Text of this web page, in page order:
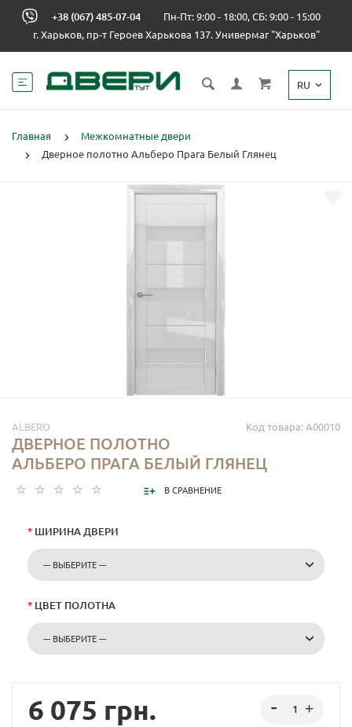
+38 (067) 485-07-04
Пн-Пт: 9:00 - 18:00, СБ: 9:00 - 15:00
г. Харьков, пр-т Героев Харькова 137. Универмаг "Харьков"
RU
Главная
Межкомнатные двери
Дверное полотно Альберо Прага Белый Глянец
Код товара: A00010
ALBERO
ДВЕРНОЕ ПОЛОТНО
АЛЬБЕРО ПРАГА БЕЛЫЙ ГЛЯНЕЦ
В СРАВНЕНИЕ
* ШИРИНА ДВЕРИ
--- ВЫБЕРИТЕ ---
* ЦВЕТ ПОЛОТНА
--- ВЫБЕРИТЕ ---
6 075 грн.